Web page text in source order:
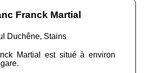
Franck Martial
Duchêne, Stains
Martial est situé à environ